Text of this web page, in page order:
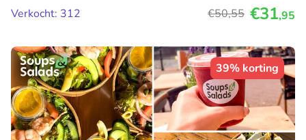
Verkocht: 312
€50,55 €31,95
39% korting